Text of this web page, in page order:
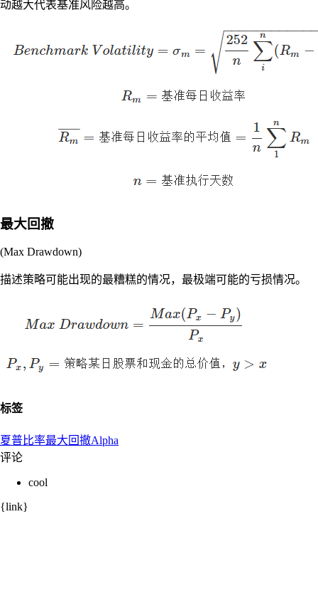
动越大代表基准风险越高。
最大回撤
(Max Drawdown)
描述策略可能出现的最糟糕的情况，最极端可能的亏损情况。
标签
夏普比率最大回撤Alpha
评论
cool
{link}